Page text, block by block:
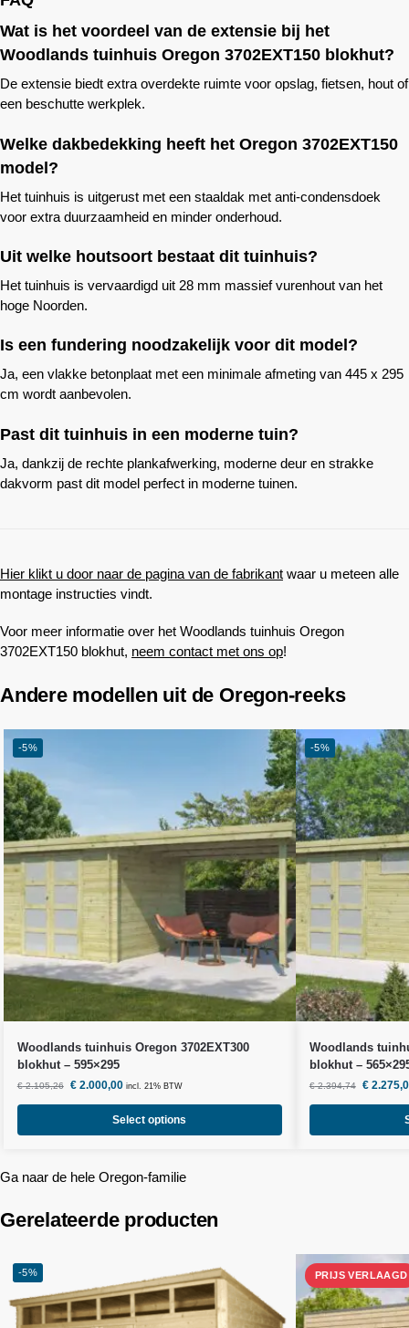
Wat is het voordeel van de extensie bij het
Woodlands tuinhuis Oregon 3702EXT150 blokhut?
De extensie biedt extra overdekte ruimte voor opslag, fietsen, hout of
een beschutte werkplek.
Welke dakbedekking heeft het Oregon 3702EXT150
model?
Het tuinhuis is uitgerust met een staaldak met anti-condensdoek
voor extra duurzaamheid en minder onderhoud.
Uit welke houtsoort bestaat dit tuinhuis?
Het tuinhuis is vervaardigd uit 28 mm massief vurenhout van het
hoge Noorden.
Is een fundering noodzakelijk voor dit model?
Ja, een vlakke betonplaat met een minimale afmeting van 445 x 295
cm wordt aanbevolen.
Past dit tuinhuis in een moderne tuin?
Ja, dankzij de rechte plankafwerking, moderne deur en strakke
dakvorm past dit model perfect in moderne tuinen.
Hier klikt u door naar de pagina van de fabrikant waar u meteen alle
montage instructies vindt.
Voor meer informatie over het Woodlands tuinhuis Oregon
3702EXT150 blokhut, neem contact met ons op!
Andere modellen uit de Oregon-reeks
-5%
Woodlandstuinhuis Oregon 3702EXT300
blokhut – 595×295
€2.105,26 €2.000,00 incl. 21% BTW
Select options
-5%
Woodlands
blokhut –
€2.394,74 €
Ga naar de hele Oregon-familie
Gerelateerde producten
-5%